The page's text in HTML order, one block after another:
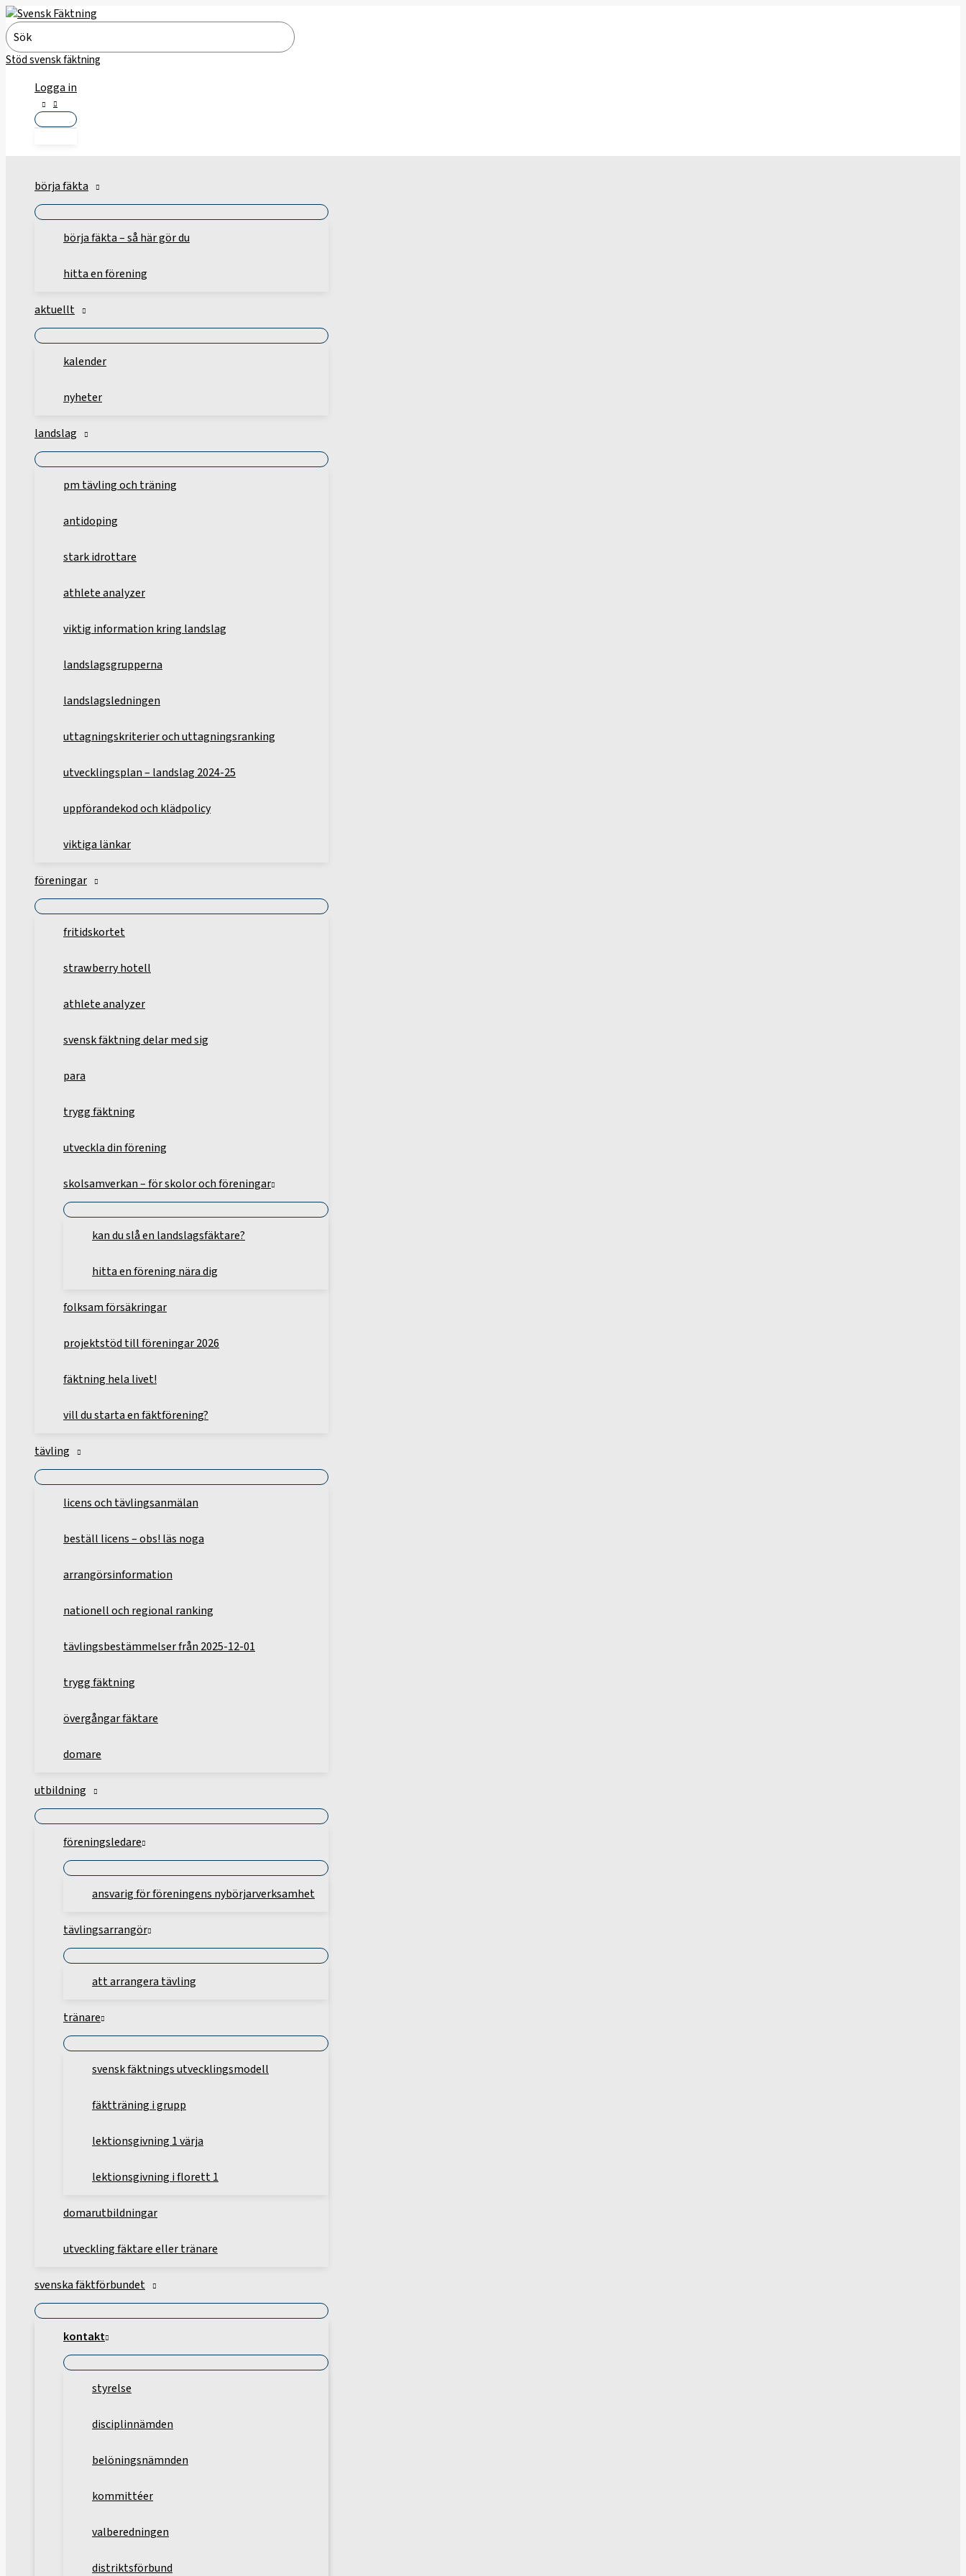
Hoppa
till
innehåll
Search
for:
Stöd svensk fäktning
Logga in
börja fäkta
börja fäkta – så här gör du
hitta en förening
aktuellt
kalender
nyheter
landslag
pm tävling och träning
antidoping
stark idrottare
athlete analyzer
viktig information kring landslag
landslagsgrupperna
landslagsledningen
uttagningskriterier och uttagningsranking
utvecklingsplan – landslag 2024-25
uppförandekod och klädpolicy
viktiga länkar
föreningar
fritidskortet
strawberry hotell
athlete analyzer
svensk fäktning delar med sig
para
trygg fäktning
utveckla din förening
skolsamverkan – för skolor och föreningar
kan du slå en landslagsfäktare?
hitta en förening nära dig
folksam försäkringar
projektstöd till föreningar 2026
fäktning hela livet!
vill du starta en fäktförening?
tävling
licens och tävlingsanmälan
beställ licens – obs! läs noga
arrangörsinformation
nationell och regional ranking
tävlingsbestämmelser från 2025-12-01
trygg fäktning
övergångar fäktare
domare
utbildning
föreningsledare
ansvarig för föreningens nybörjarverksamhet
tävlingsarrangör
att arrangera tävling
tränare
svensk fäktnings utvecklingsmodell
fäktträning i grupp
lektionsgivning 1 värja
lektionsgivning i florett 1
domarutbildningar
utveckling fäktare eller tränare
svenska fäktförbundet
kontakt
styrelse
disciplinnämden
belöningsnämnden
kommittéer
valberedningen
distriktsförbund